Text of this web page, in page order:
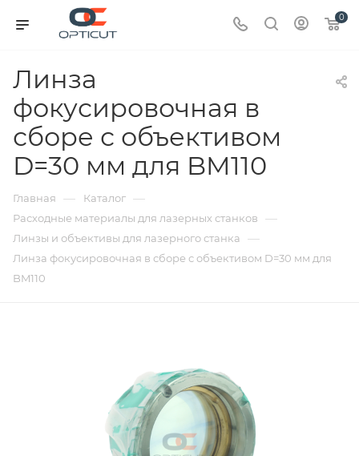
0
Линза
фокусировочная в
сборе с объективом
D=30 мм для BM110
Главная — Каталог —
Расходные материалы для лазерных станков —
Линзы и объективы для лазерного станка —
Линза фокусировочная в сборе с объективом D=30 мм для
BM110